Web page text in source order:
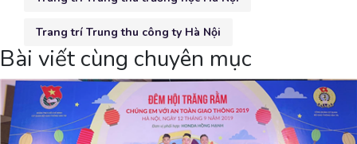
Trang trí Trung thu công ty Hà Nội
Bài viết cùng chuyên mục